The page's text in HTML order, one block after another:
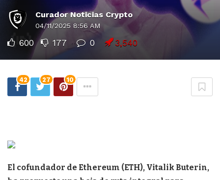
Curador Noticias Crypto
04/11/2025 8:56 AM
600 177 0 3,540
42 27 10
El cofundador de Ethereum (ETH), Vitalik Buterin,